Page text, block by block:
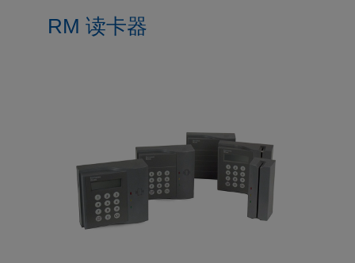
RM 读卡器